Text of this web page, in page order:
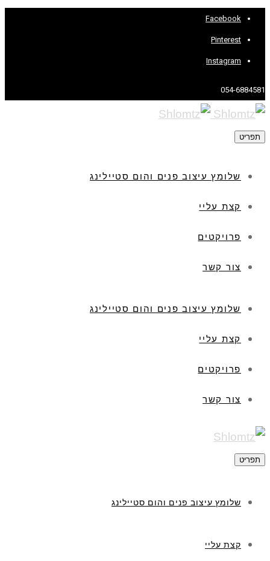
Facebook
Pinterest
Instagram
054-6884581
תפריט
שלומץ עיצוב פנים והום סטיילינג
קצת עליי
פרויקטים
צור קשר
שלומץ עיצוב פנים והום סטיילינג
קצת עליי
פרויקטים
צור קשר
תפריט
שלומץ עיצוב פנים והום סטיילינג
קצת עליי